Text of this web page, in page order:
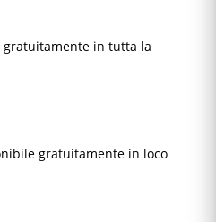
in tutta la
gratuitamente in loco